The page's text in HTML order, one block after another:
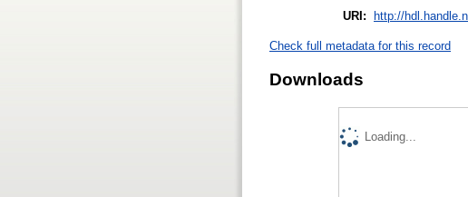
URI:
http://
Check full metadata for this record
Downloads
Loading...